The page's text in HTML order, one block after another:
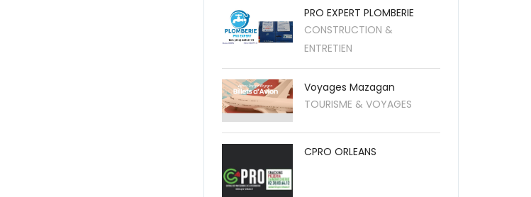
PRO EXPERT PLOMBERIE
CONSTRUCTION &
ENTRETIEN
Voyages Mazagan
TOURISME & VOYAGES
CPRO ORLEANS